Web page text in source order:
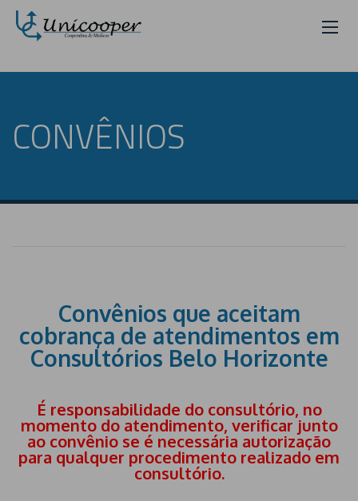
CONVÊNIOS
Convênios que aceitam
cobrança de atendimentos em
Consultórios Belo Horizonte
É responsabilidade do consultório, no
momento do atendimento, verificar junto
ao convênio se é necessária autorização
para qualquer procedimento realizado em
consultório.